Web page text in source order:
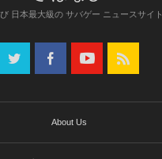
日本最大級の サバゲー ニュースサイト
About Us